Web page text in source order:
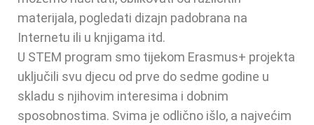
materijala, pogledati dizajn padobrana na
Internetu ili u knjigama itd.
U STEM program smo tijekom Erasmus+ projekta
uključili svu djecu od prve do sedme godine u
skladu s njihovim interesima i dobnim
sposobnostima. Svima je odlično išlo, a najvećim